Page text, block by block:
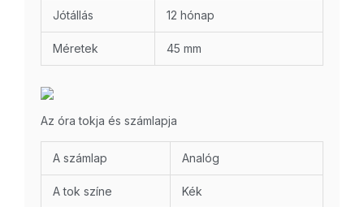
Jótállás 12 hónap
Méretek 45 mm
Az óra tokja és számlapja
A számlap Analóg
A tok színe Kék